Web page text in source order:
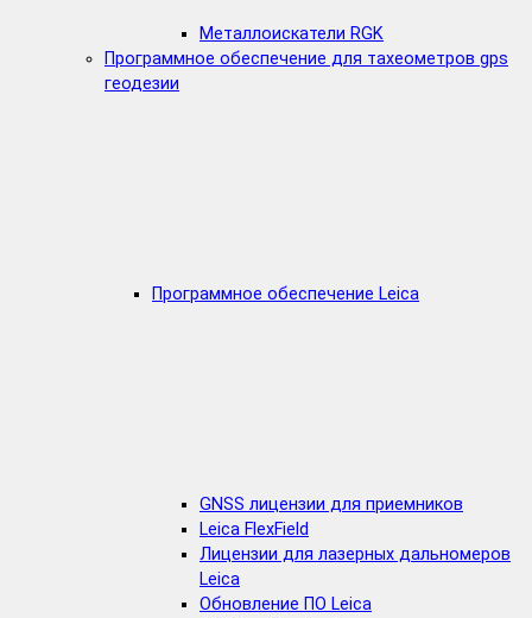
Металлоискатели RGK
Программное обеспечение для тахеометров gps
геодезии
Программное обеспечение Leica
GNSS лицензии для приемников
Leica FlexField
Лицензии для лазерных дальномеров
Leica
Обновление ПО Leica